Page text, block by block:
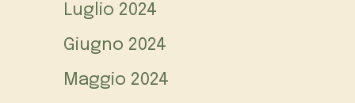
Luglio 2024
Giugno 2024
Maggio 2024